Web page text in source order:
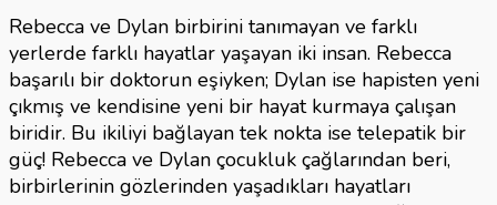
Rebecca ve Dylan birbirini tanımayan ve farklı
yerlerde farklı hayatlar yaşayan iki insan. Rebecca
başarılı bir doktorun eşiyken; Dylan ise hapisten yeni
çıkmış ve kendisine yeni bir hayat kurmaya çalışan
biridir. Bu ikiliyi bağlayan tek nokta ise telepatik bir
güç! Rebecca ve Dylan çocukluk çağlarından beri,
birbirlerinin gözlerinden yaşadıkları hayatları